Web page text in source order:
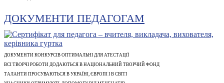
ДОКУМЕНТИ ПЕДАГОГАМ
ДОКУМЕНТИ КОНКУРСІВ ОПТИМАЛЬНІ ДЛЯ АТЕСТАЦІЇ
ВСІ ТВОРЧІ РОБОТИ ДОДАЮТЬСЯ В НАЦІОНАЛЬНИЙ ТВОРЧИЙ ФОНД
ТАЛАНТИ ПРОСУВАЮТЬСЯ В УКРАЇНІ, ЄВРОПІ І В СВІТІ